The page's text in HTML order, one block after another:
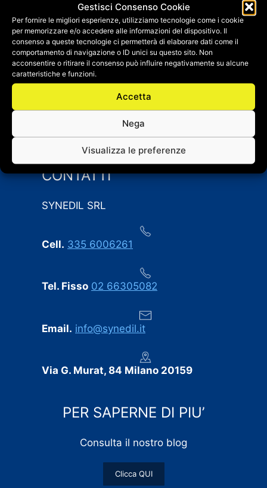
Gestisci Consenso Cookie
Per fornire le migliori esperienze, utilizziamo tecnologie come i cookie
per memorizzare e/o accedere alle informazioni del dispositivo. Il
consenso a queste tecnologie ci permetterà di elaborare dati come il
comportamento di navigazione o ID unici su questo sito. Non
acconsentire o ritirare il consenso può influire negativamente su alcune
caratteristiche e funzioni.
Accetta
Nega
Visualizza le preferenze
web
Salva il mio nome, email e sito web in questo
browser per la prossima volta che
commento.
CONTATTI
SYNEDIL SRL
Cell. 335 6006261
Tel. Fisso 02 66305082
Email. info@synedil.it
Via G. Murat, 84 Milano 20159
PER SAPERNE DI PIU’
Consulta il nostro blog
Clicca QUI